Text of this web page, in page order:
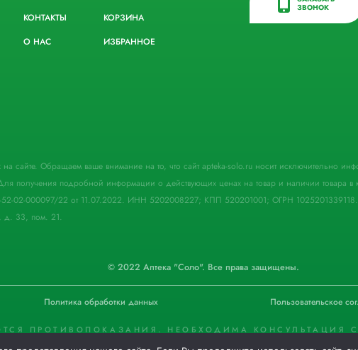
КОНТАКТЫ
О НАС
КОРЗИНА
ИЗБРАННОЕ
ЗВОНОК
на сайте. Обращаем ваше внимание на то, что сайт apteka-solo.ru носит исключительно
подробной информации о действующих ценах на товар и наличии товара в
02-000097/22 от 11.07.2022. ИНН 5202008227; КПП 520201001; ОГРН
д. 33, пом. 21.
© 2022 Аптека "Соло". Все права защищены.
Политика обработки данных Пользовательское
ПРОТИВОПОКАЗАНИЯ. НЕОБХОДИМА КОНСУЛЬТАЦИЯ